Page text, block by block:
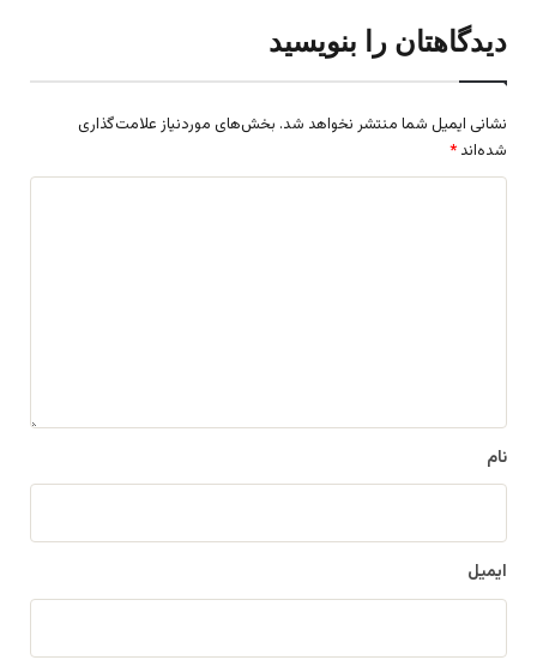
دیدگاهتان را بنویسید
نشانی ایمیل شما منتشر نخواهد شد. بخش‌های موردنیاز علامت‌گذاری
شده‌اند *
نام
ایمیل